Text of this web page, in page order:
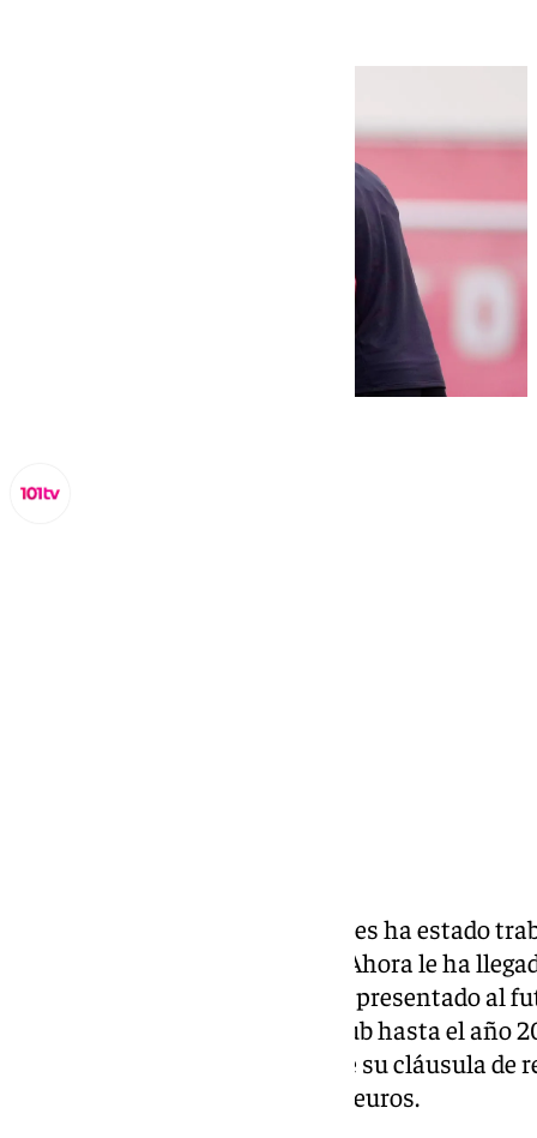
en los últimos meses ha estado
renovación de sus canteranos. Ahora le ha
que el club hispalense le habría presentado al
contrato, que lo vincularía al club hasta el año
aumentaría considerablemente su cláusula de
actualmente en 20 millones de euros.